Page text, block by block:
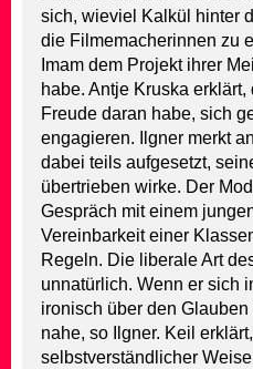
sich, wieviel Kalkül hinter
die Filmemacherinnen zu
Imam dem Projekt ihrer
habe. Antje Kruska
Freude daran habe, sich
engagieren. Ilgner merkt
dabei teils aufgesetzt,
übertrieben wirke. Der
Gespräch mit einem
Vereinbarkeit einer
Regeln. Die liberale Art
unnatürlich. Wenn er sich
ironisch über den
nahe, so Ilgner. Keil
selbstverständlicher